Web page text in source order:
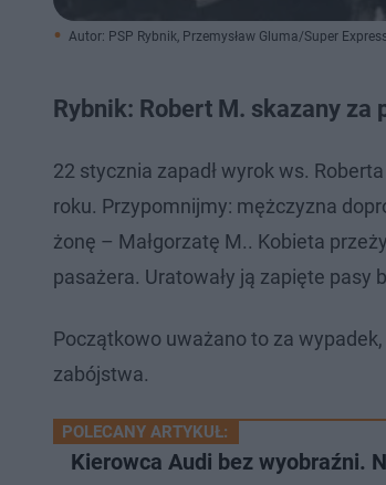
Autor: PSP Rybnik, Przemysław Gluma/Super
Rybnik: Robert M. skazany za
22 stycznia zapadł wyrok ws.
roku. Przypomnijmy: mężczyzna
żonę – Małgorzatę M.. Kobieta
pasażera. Uratowały ją zapięte pasy
Początkowo uważano to za
zabójstwa.
POLECANY ARTYKUŁ:
Kierowca Audi bez wyobraźni.